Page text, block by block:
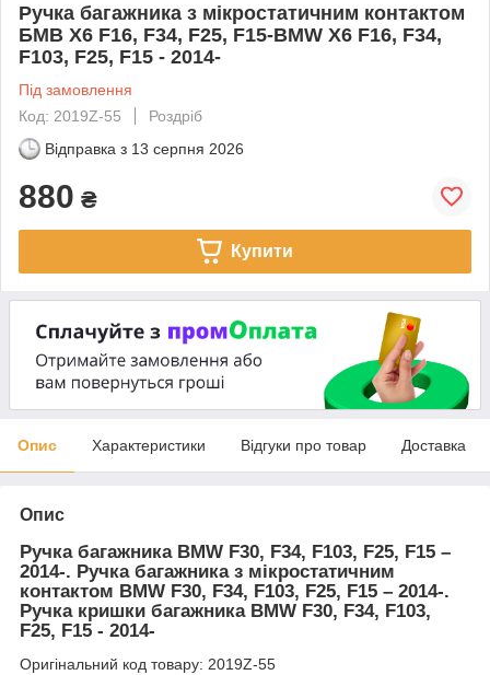
Ручка багажника з мікростатичним контактом
БМВ X6 F16, F34, F25, F15-BMW X6 F16, F34,
F103, F25, F15 - 2014-
Під замовлення
Код: 2019Z-55
Роздріб
Відправка з 13 серпня 2026
880 ₴
Купити
Опис Характеристики Відгуки про товар Доставка
Опис
Ручка багажника BMW F30, F34, F103, F25, F15 –
2014-. Ручка багажника з мікростатичним
контактом BMW F30, F34, F103, F25, F15 – 2014-.
Ручка кришки багажника BMW F30, F34, F103,
F25, F15 - 2014-
Оригінальний код товару: 2019Z-55